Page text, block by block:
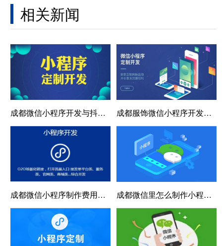
相关新闻
成都微信小程序开发与抖音小程序功能、推广场景、用户体验和技术架构对比！ 成都服饰微信小程序开发对行业有哪些优势？
成都微信小程序制作费用的构成 成都微信里怎么制作小程序打卡，微信怎么制作小程序卖货